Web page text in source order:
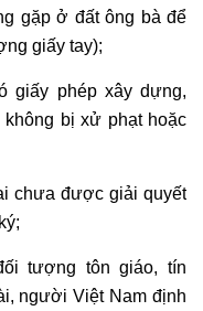
gặp ở đất ông bà để
giấy tay);
giấy phép xây dựng,
bị xử phạt hoặc
chưa được giải quyết
tượng tôn giáo, tín
người Việt Nam định